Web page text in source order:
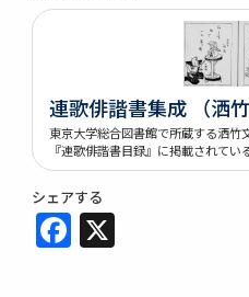
連歌俳諧書集成 （洒
東京大学総合図書館で所蔵する洒竹
『連歌俳諧書目録』に掲載されてい
シェアする
Facebook